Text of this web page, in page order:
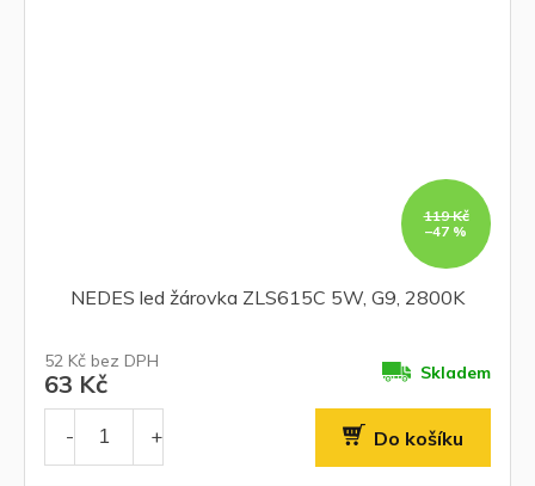
119 Kč
–47 %
NEDES led žárovka ZLS615C 5W, G9, 2800K
52 Kč bez DPH
63 Kč Skladem
Do košíku